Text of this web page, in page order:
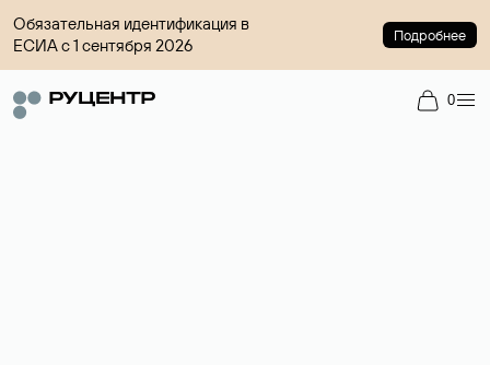
Обязательная идентификация в
ЕСИА с 1 сентября 2026
Подробнее
0